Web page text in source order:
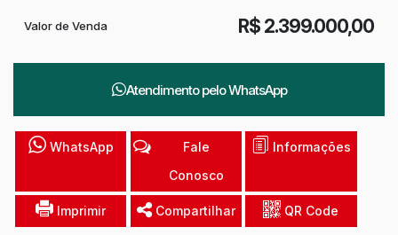
R$ 2.399.000,00
Valor de Venda
Atendimento peloWhatsApp
WhatsApp
Fale
Conosco
Informações
Imprimir Compartilhar QR Code